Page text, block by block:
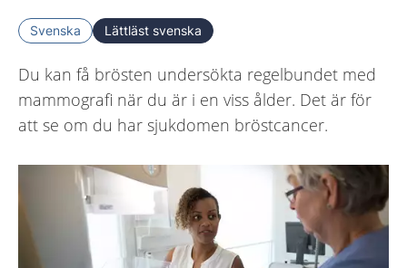
Svenska Lättläst svenska
Du kan få brösten undersökta regelbundet med
mammografi när du är i en viss ålder. Det är för
att se om du har sjukdomen bröstcancer.